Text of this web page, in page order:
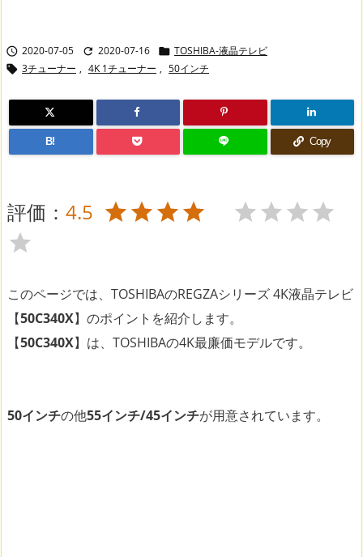
 2020-07-05  2020-07-16  TOSHIBA-液晶テレビ
 3チューナー , 4K 1チューナー , 50インチ
B! Copy
評価： 4.5
このページでは、TOSHIBAのREGZAシリーズ 4K液晶テレビ
【50C340X】のポイントを紹介します。
【50C340X】は、TOSHIBAの4K最廉価モデルです。
50インチの他55インチ/45インチが用意されています。